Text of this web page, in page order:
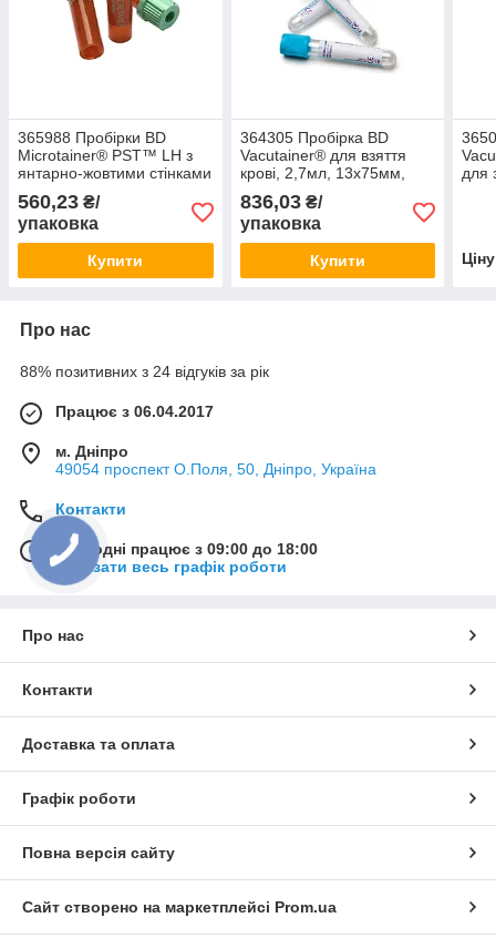
365988 Пробірки BD
Microtainer® PST™ LH з
янтарно-жовтими стінками
560,23 ₴/
упаковка
Купити
364305 Пробірка BD
Vacutainer® для взяття
крові, 2,7мл, 13x75мм,
836,03₴/
упаковка
Купити
для
Про нас
88% позитивних з 24 відгуків за рік
Працює з 06.04.2017
м. Дніпро
49054 проспект О.Поля, 50, Дніпро, Україна
Контакти
Сьогодні працює з 09:00 до 18:00
Показати весь графік роботи
Про нас
Контакти
Доставка та оплата
Графік роботи
Повна версія сайту
Сайт створено на маркетплейсі Prom.ua